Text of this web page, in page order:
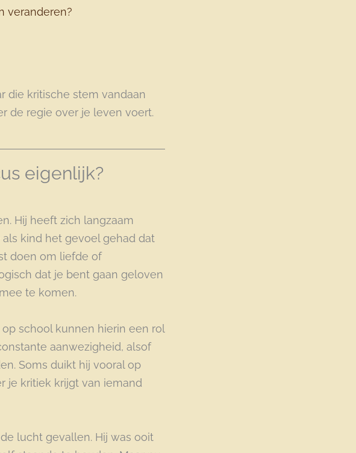
veranderen?
die kritische stem vandaan
de regie over je leven voert.
eigenlijk?
Hij heeft zich langzaam
kind het gevoel gehad dat
doen om liefde of
dat je bent gaan geloven
te komen.
school kunnen hierin een rol
aanwezigheid, alsof
Soms duikt hij vooral op
je kritiek krijgt van iemand
lucht gevallen. Hij was ooit